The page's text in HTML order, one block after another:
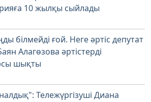
10 жылқы сыйлады
білмейді ғой. Неге әртіс депутат
Алагөзова әртістерді
шықты
Тележүргізуші Диана